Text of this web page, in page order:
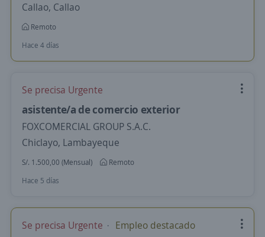
Callao, Callao
Remoto
Hace 4 días
Se precisa Urgente
asistente/a de comercio exterior
FOXCOMERCIAL GROUP S.A.C.
Chiclayo, Lambayeque
S/. 1.500,00 (Mensual)
Remoto
Hace 5 días
Se precisa Urgente Empleo destacado